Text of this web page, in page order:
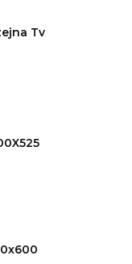
Tv